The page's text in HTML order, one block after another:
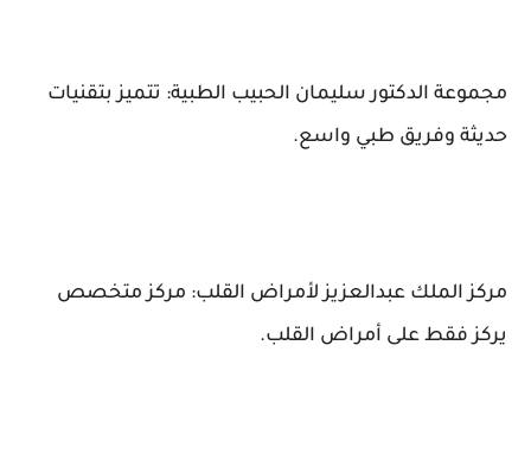
مجموعة الدكتور سليمان الحبيب الطبية: تتميز بتقنيات
حديثة وفريق طبي واسع.
مركز الملك عبدالعزيز لأمراض القلب: مركز متخصص
يركز فقط على أمراض القلب.